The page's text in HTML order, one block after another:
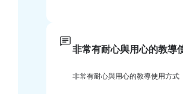
非常有耐心與用心的教導
非常有耐心與用心的教導使用方式